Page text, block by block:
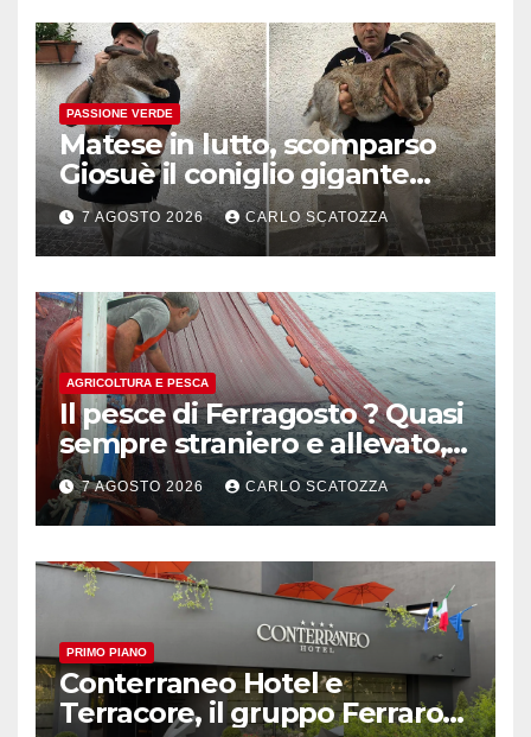
PASSIONE VERDE
Matese in lutto, scomparso
Giosuè il coniglio gigante
pluripremiato
7 AGOSTO 2026 CARLO SCATOZZA
AGRICOLTURA E PESCA
Il pesce di Ferragosto ? Quasi
sempre straniero e allevato,
in sofferenza
7 AGOSTO 2026 CARLO SCATOZZA
PRIMO PIANO
Conterraneo Hotel e
Terracore, il gruppo Ferraro